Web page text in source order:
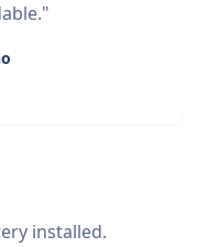
"
installed.